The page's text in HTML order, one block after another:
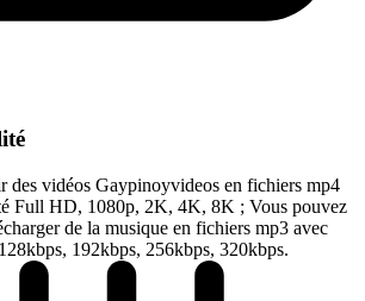
des vidéos Gaypinoyvideos en fichiers mp4
Full HD, 1080p, 2K, 4K, 8K ; Vous pouvez
de la musique en fichiers mp3 avec
192kbps, 256kbps, 320kbps.